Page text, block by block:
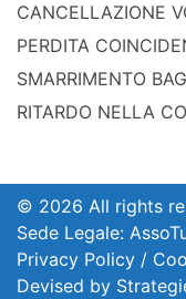
CANCELLAZIONE
PERDITA
SMARRIMENTO
RITARDO NELLA
© 2026 All rights
Sede Legale:
Privacy Policy /
Devised by